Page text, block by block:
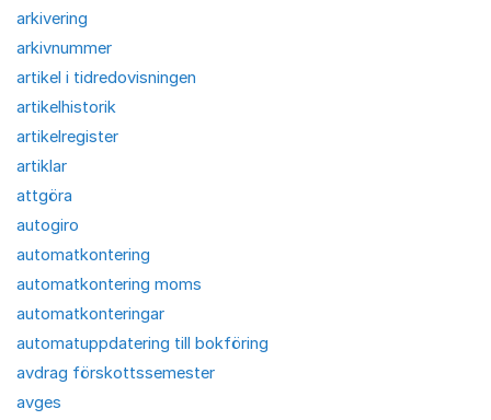
arkivering
arkivnummer
artikel i tidredovisningen
artikelhistorik
artikelregister
artiklar
attgöra
autogiro
automatkontering
automatkontering moms
automatkonteringar
automatuppdatering till bokföring
avdrag förskottssemester
avges